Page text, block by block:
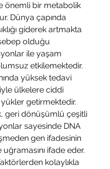
önemli bir metabolik
Dünya çapında
giderek artmakta
olduğu
ile yaşam
etkilemektedir.
yüksek tedavi
ülkelere ciddi
getirmektedir.
geri dönüşümlü çeşitli
sayesinde DNA
gen ifadesinin
ifade eder.
kolaylıkla